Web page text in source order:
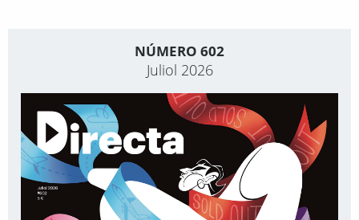
NÚMERO 602
Juliol 2026